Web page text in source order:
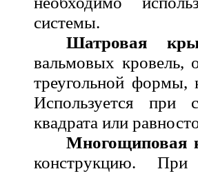
системы.
Шатровая
вальмовых кровель,
треугольной формы,
Используется при
квадрата или
Многощиповая
конструкцию. При